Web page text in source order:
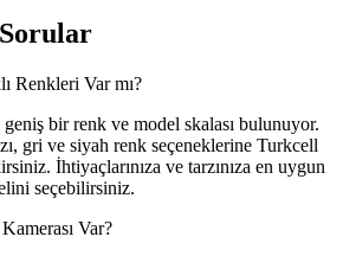
Renkleri Var mı?
bir renk ve model skalası bulunuyor.
gri ve siyah renk seçeneklerine Turkcell
İhtiyaçlarınıza ve tarzınıza en uygun
seçebilirsiniz.
Var?